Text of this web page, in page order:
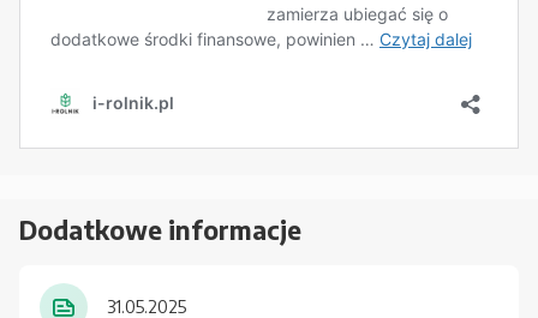
Dodatkowe informacje
31.05.2025